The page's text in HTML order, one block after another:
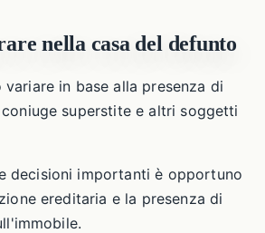
nella casa del defunto
in base alla presenza di
superstite e altri soggetti
decisioni importanti è opportuno
ereditaria e la presenza di